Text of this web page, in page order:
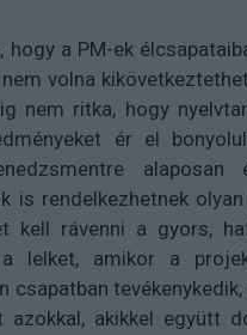
a PM-ek
volna
nem ritka, hogy
ér el
rendelkezhetnek olyan
kell rávenni a gyors,
a lelket, amikor a
akikkel együtt